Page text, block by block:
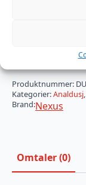
360
ANAL
DOUCHE
antall
Produktnummer:
Kategorier:Analdusj,
Brand:Nexus
Omtaler (0)